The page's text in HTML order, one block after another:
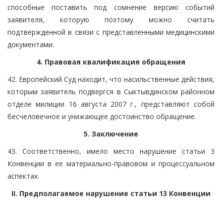
способные поставить под сомнение версию событий
заявителя, которую поэтому можно считать
подтвержденной в связи с представленными медицинскими
документами.
4. Правовая квалификация обращения
42. Европейский Суд находит, что насильственные действия,
которым заявитель подвергся в Сыктывдинском районном
отделе милиции 16 августа 2007 г., представляют собой
бесчеловечное и унижающее достоинство обращение.
5. Заключение
43. Соответственно, имело место нарушение статьи 3
Конвенции в ее материально-правовом и процессуальном
аспектах.
II. Предполагаемое нарушение статьи 13 Конвенции